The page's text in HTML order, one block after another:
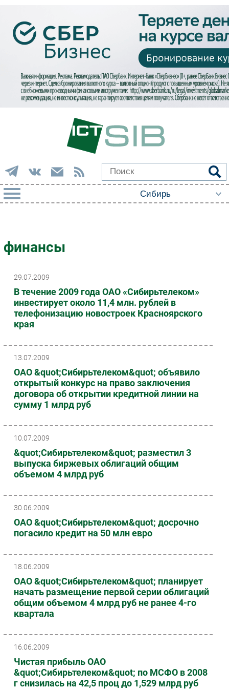
Импорто­замещение
Фиксированная связь
Интеграция
Рынок ПК
Маркетинг
Торговые сети
Оборудование
ПО
Outsourcing
Web
Безопасность
Здоровье
РАЗДЕЛЫ
Новости
Аналитика
Интервью
Проекты
IT класс
Тестовый стенд
Каталог компаний
финансы
29.07.2009
В течение 2009 года ОАО «Сибирьтелеком»
инвестирует около 11,4 млн. рублей в
телефонизацию новостроек Красноярского
края
13.07.2009
ОАО &quot;Сибирьтелеком&quot; объявило
открытый конкурс на право заключения
договора об открытии кредитной линии на
сумму 1 млрд руб
10.07.2009
&quot;Сибирьтелеком&quot; разместил 3
выпуска биржевых облигаций общим
объемом 4 млрд руб
30.06.2009
ОАО &quot;Сибирьтелеком&quot; досрочно
погасило кредит на 50 млн евро
18.06.2009
ОАО &quot;Сибирьтелеком&quot; планирует
начать размещение первой серии облигаций
общим объемом 4 млрд руб не ранее 4-го
квартала
16.06.2009
Чистая прибыль ОАО
&quot;Сибирьтелеком&quot; по МСФО в 2008
г снизилась на 42,5 проц до 1,529 млрд руб